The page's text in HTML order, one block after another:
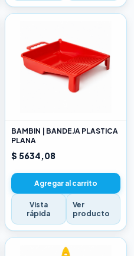
BAMBIN | BANDEJA PLASTICA
PLANA
$ 5634,08
Agregar al carrito
Vista
rápida
Ver
producto